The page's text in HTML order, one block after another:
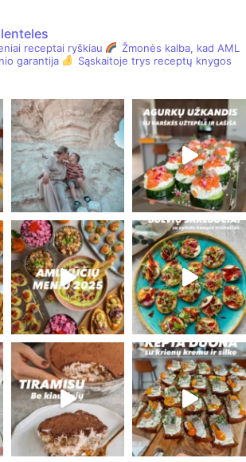
receptai ryškiau
Žmonės kalba, kad AML
garantija
Sąskaitoje trys receptų knygos